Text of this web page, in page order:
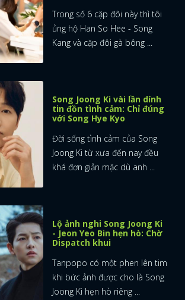
Trong số 6 cặp đôi này thì tôi
ủng hộ Han So Hee - Song
Kang và cặp đôi gà bông ...
Song Joong Ki vài lần dính
tin đồn tình cảm: Chỉ đúng
với Song Hye Kyo
Đời sống tình cảm của Song
Joong Ki từ xưa đến nay đều
khá đơn giản mặc dù anh ...
Lộ ảnh nghi Song Joong Ki
- Jeon Yeo Bin hẹn hò: Chờ
Dispatch khui
Tanpopo có một phen lên tim
khi bức ảnh được cho là Song
Joong Ki hẹn hò riêng ...